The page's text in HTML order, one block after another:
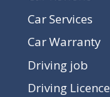
Car Services
Car Warranty
Driving job
Driving Licence